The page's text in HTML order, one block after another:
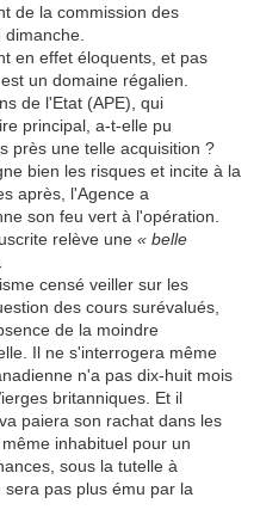
de la commission des
en effet éloquents, et pas
un domaine régalien.
de l'Etat (APE), qui
principal, a-t-elle pu
près une telle acquisition ?
bien les risques et incite à la
après, l'Agence a
son feu vert à l'opération.
relève une « belle
censé veiller sur les
des cours surévalués,
de la moindre
Il ne s'interrogera même
n'a pas dix-huit mois
britanniques. Et il
paiera son rachat dans les
inhabituel pour un
sous la tutelle à
pas plus ému par la